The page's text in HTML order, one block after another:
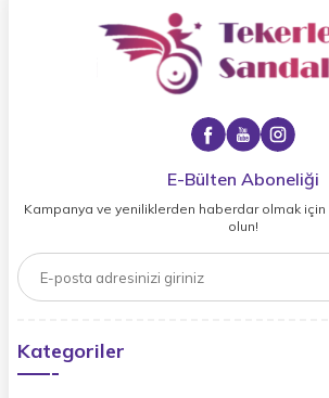
E-Bülten Aboneliği
Kampanya ve yeniliklerden haberdar olmak
olun!
Kategoriler